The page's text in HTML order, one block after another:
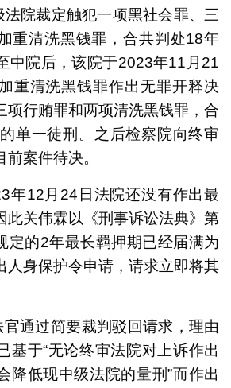
院裁定触犯一项黑社会罪、三
重清洗黑钱罪，合共判处18年
中院后，该院于2023年11月21
重清洗黑钱罪作出无罪开释决
项行贿罪和两项清洗黑钱罪，合
单一徒刑。之后检察院向终审
案件待决。
年12月24日法院还没有作出最
此关伟霖以《刑事诉讼法典》第
定的2年最长羁押期已经届满为
人身保护令申请，请求立即将其
通过简要裁判驳回请求，理由
基于“无论终审法院对上诉作出
降低现中级法院的量刑”而作出